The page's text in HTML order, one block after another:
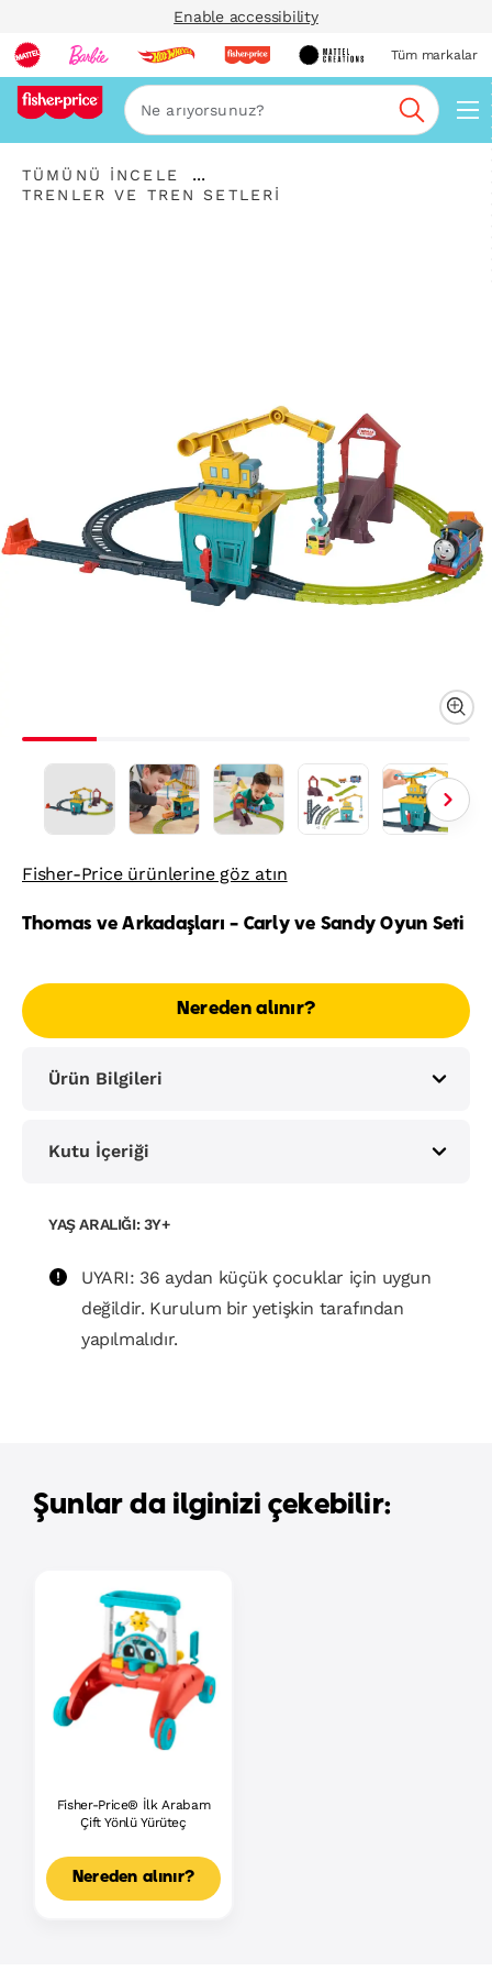
Enable accessibility
Tüm markalar
Ara
TÜMÜNÜ İNCELE
...
İçerik
TRENLER VE TREN SETLERI
Fisher-Price ürünlerine göz atın
Thomas ve Arkadaşları - Carly ve Sandy Oyun Seti
Nereden alınır?
Ürün Bilgileri
Kutu İçeriği
YAŞ ARALIĞI: 3Y+
UYARI: 36 aydan küçük çocuklar için uygun
değildir. Kurulum bir yetişkin tarafından
yapılmalıdır.
Şunlar da ilginizi çekebilir:
Fisher-Price® İlk Arabam
Çift Yönlü Yürüteç
Nereden alınır?